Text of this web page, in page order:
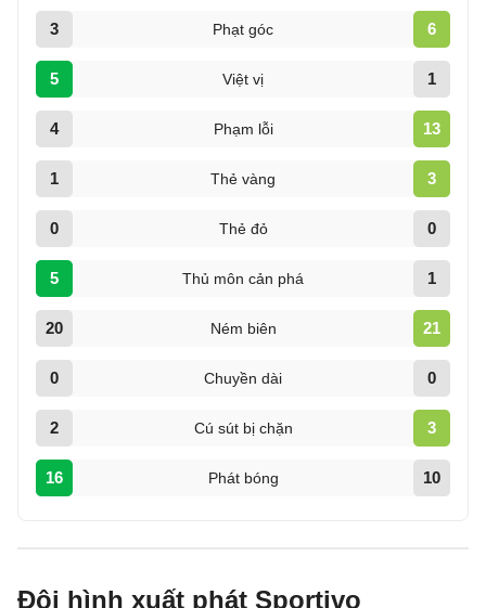
3 Phạt góc 6
5 Việt vị 1
4 Phạm lỗi 13
1 Thẻ vàng 3
0 Thẻ đỏ 0
5 Thủ môn cản phá 1
20 Ném biên 21
0 Chuyền dài 0
2 Cú sút bị chặn 3
16 Phát bóng 10
Đội hình xuất phát Sportivo